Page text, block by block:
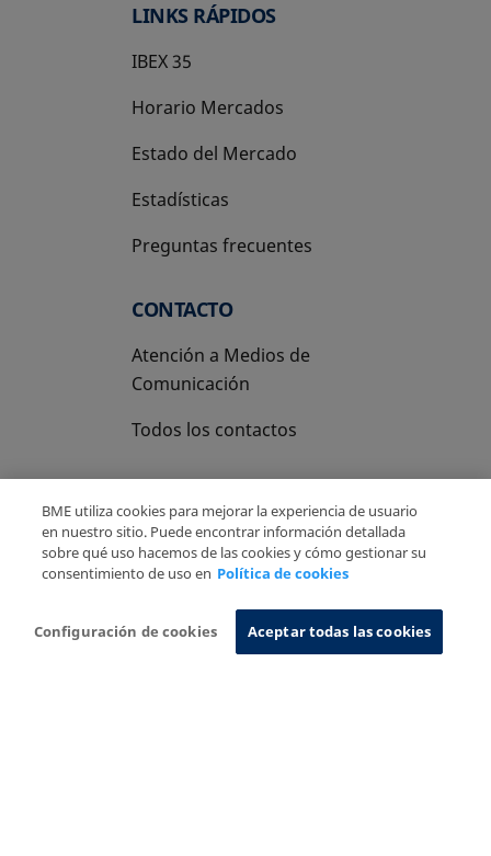
LINKS RÁPIDOS
IBEX 35
Horario Mercados
Estado del Mercado
Estadísticas
Preguntas frecuentes
CONTACTO
Atención a Medios de
Comunicación
Todos los contactos
Copyright Ⓒ BME 2026
Aviso Legal
Sistema de Información
BME utiliza cookies para mejorar la experiencia de usuario
en nuestro sitio. Puede encontrar información detallada
sobre qué uso hacemos de las cookies y cómo gestionar su
consentimiento de uso en Política de cookies
Configuración de cookies Aceptar todas las cookies